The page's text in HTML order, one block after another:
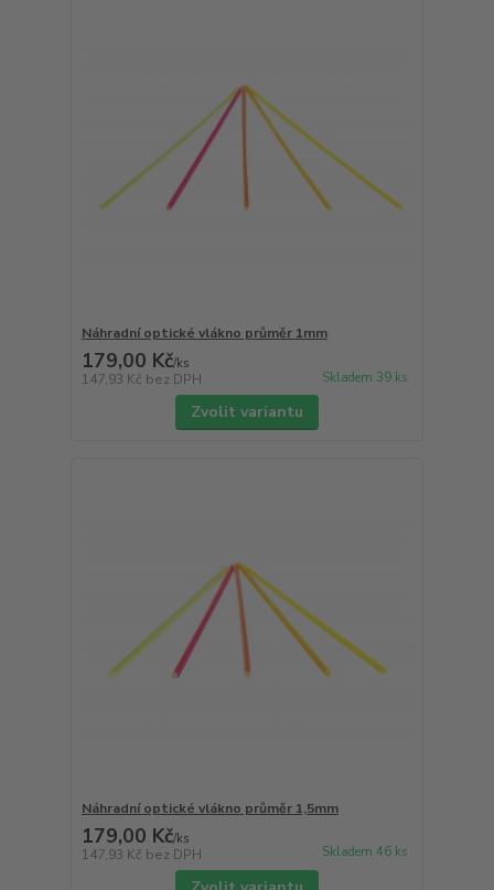
Náhradní optické vlákno průměr 1mm
179,00 Kč/ks
147,93 Kč bez DPH Skladem 39 ks
Zvolit variantu
Náhradní optické vlákno průměr 1,5mm
179,00 Kč/ks
147,93 Kč bez DPH Skladem 46 ks